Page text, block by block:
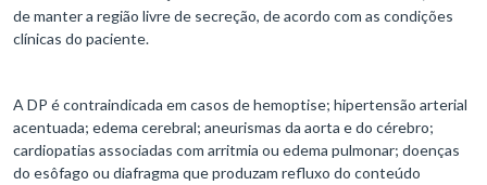
de manter a região livre de secreção, de acordo com as condições
clínicas do paciente.
A DP é contraindicada em casos de hemoptise; hipertensão arterial
acentuada; edema cerebral; aneurismas da aorta e do cérebro;
cardiopatias associadas com arritmia ou edema pulmonar; doenças
do esôfago ou diafragma que produzam refluxo do conteúdo